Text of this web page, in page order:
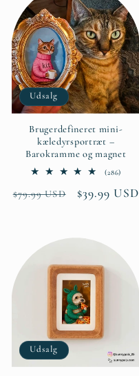
Udsalg
Brugerdefineret mini-
kæledyrsportræt –
Barokramme og magnet
(286)
i
Normalpris
$79.99 USD Udsalgspris
$39.99 USD
Udsalg